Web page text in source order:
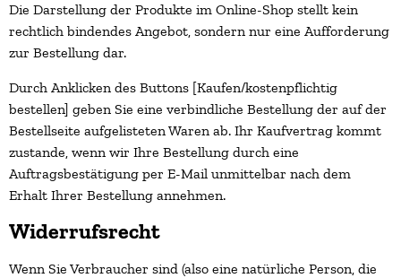
Die Darstellung der Produkte im Online-Shop stellt kein
rechtlich bindendes Angebot, sondern nur eine Aufforderung
zur Bestellung dar.
Durch Anklicken des Buttons [Kaufen/kostenpflichtig
bestellen] geben Sie eine verbindliche Bestellung der auf der
Bestellseite aufgelisteten Waren ab. Ihr Kaufvertrag kommt
zustande, wenn wir Ihre Bestellung durch eine
Auftragsbestätigung per E-Mail unmittelbar nach dem
Erhalt Ihrer Bestellung annehmen.
Widerrufsrecht
Wenn Sie Verbraucher sind (also eine natürliche Person, die